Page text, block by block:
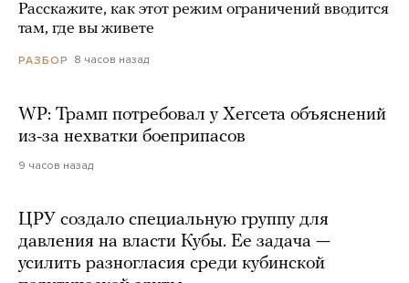
Расскажите, как этот режим ограничений вводится
там, где вы живете
РАЗБОР 8 часов назад
WP: Трамп потребовал у Хегсета объяснений
из-за нехватки боеприпасов
9 часов назад
ЦРУ создало специальную группу для
давления на власти Кубы. Ее задача —
усилить разногласия среди кубинской